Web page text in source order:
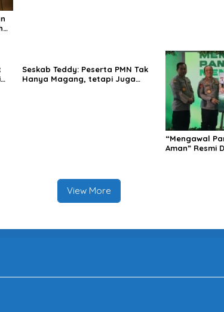
Seskab Teddy: Peserta PMN Tak
Hanya Magang, tetapi Juga
“Mengawal
Aman” Resmi
View More